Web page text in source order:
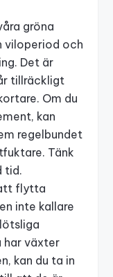
gröna
viloperiod och
Det är
tillräckligt
Om du
kan
regelbundet
Tänk
tid.
flytta
inte kallare
har växter
kan du ta in